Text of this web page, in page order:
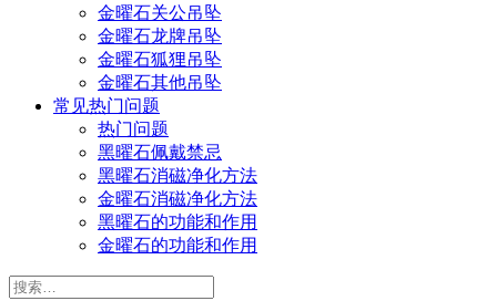
金曜石关公吊坠
金曜石龙牌吊坠
金曜石狐狸吊坠
金曜石其他吊坠
常见热门问题
热门问题
黑曜石佩戴禁忌
黑曜石消磁净化方法
金曜石消磁净化方法
黑曜石的功能和作用
金曜石的功能和作用
搜